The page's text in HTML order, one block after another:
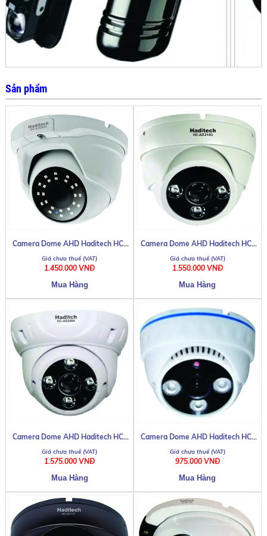
DHN KDE JVS002T-004T
DHN KDE IS9D
Sản phẩm
Camera Dome AHD Haditech HC-
AD2024
1.450.000 VNĐ
Camera Dome AHD Haditech HC-
AD2103
1.550.000 VNĐ
Camera Dome AHD Haditech HC-
AD2404
1.575.000 VNĐ
Camera Dome AHD Haditech HC-
AD7303
975.000 VNĐ